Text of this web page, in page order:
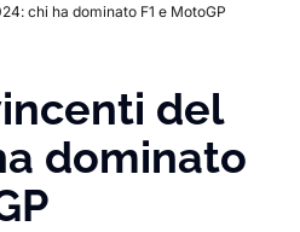
chi ha dominato F1 e MotoGP
del
dominato